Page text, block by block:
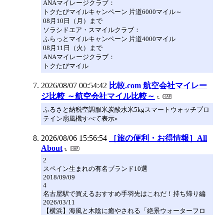
ANAマイレージクラブ：
トクたびマイルキャンペーン 片道6000マイル～
08月10日（月）まで
ソラシドエア・スマイルクラブ：
ふらっとマイルキャンペーン 片道4000マイル
08月11日（火）まで
ANAマイレージクラブ：
トクたびマイル
2026/08/07 00:54:42 比較.com 航空会社マイレー
ジ比較 ～航空会社マイル比較～
ふるさと納税空調服米炭酸水米5kgスマートウォッチプロ
テイン扇風機すべて表示»
2026/08/06 15:56:54
［旅の便利・お得情報］All
About
2
スペイン生まれの有名ブランド10選
2018/09/09
4
名古屋駅で買えるおすすめ手羽先はこれだ！持ち帰り編
2026/03/11
【横浜】海風と木陰に癒やされる「絶景ウォーターフロ